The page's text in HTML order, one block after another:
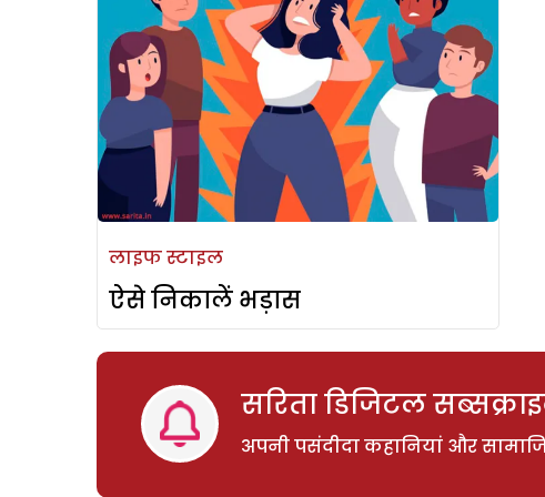
लाइफ स्टाइल
ऐसे निकालें भड़ास
सरिता डिजिटल
अपनी पसंदीदा कहानियां और